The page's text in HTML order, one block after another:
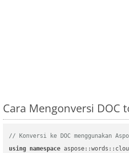
Cara Mengonversi DOC
// Konversi ke DOC menggunakan
using namespace